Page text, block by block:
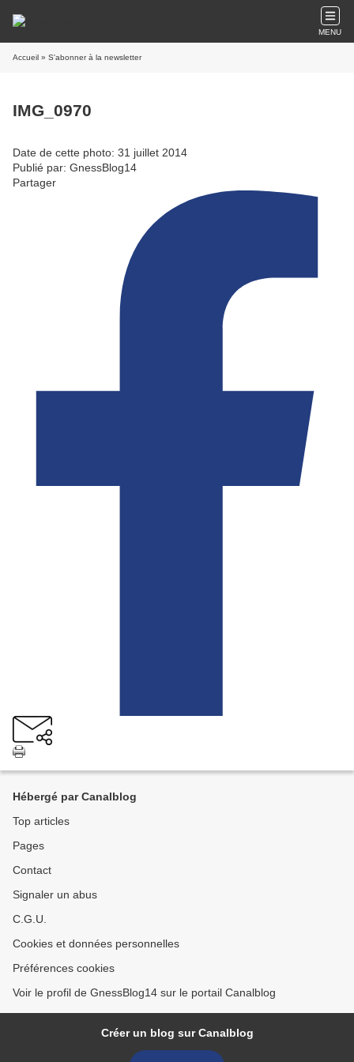
MENU
Accueil » S'abonner à la newsletter
IMG_0970
Date de cette photo: 31 juillet 2014
Publié par: GnessBlog14
Partager
Hébergé par Canalblog
Top articles
Pages
Contact
Signaler un abus
C.G.U.
Cookies et données personnelles
Préférences cookies
Voir le profil de GnessBlog14 sur le portail Canalblog
Créer un blog sur Canalblog